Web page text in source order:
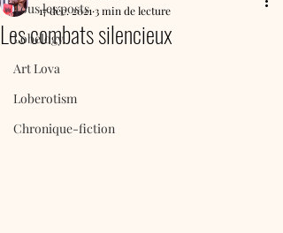
Tous les posts
Lobelogy
Art Lova
Loberotism
Chronique-fiction
Les combats silencieux
17 déc. 2021 3 min de lecture